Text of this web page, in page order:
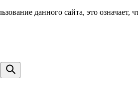
данного сайта, это